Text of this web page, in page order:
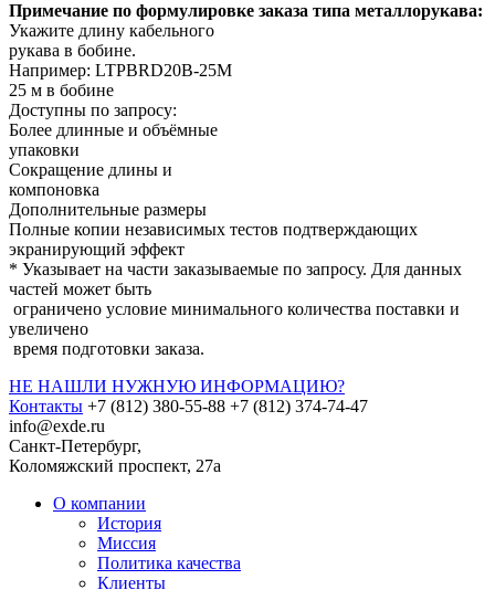
Примечание по формулировке заказа типа металлорукава:
Укажите длину кабельного
рукава в бобине.
Например: LTPBRD20B-25M
25 м в бобине
Доступны по запросу:
Более длинные и объёмные
упаковки
Сокращение длины и
компоновка
Дополнительные размеры
Полные копии независимых тестов подтверждающих
экранирующий эффект
* Указывает на части заказываемые по запросу. Для данных
частей может быть
ограничено условие минимального количества поставки и
увеличено
время подготовки заказа.
НЕ НАШЛИ НУЖНУЮ ИНФОРМАЦИЮ?
Контакты +7 (812) 380-55-88 +7 (812) 374-74-47
info@exde.ru
Санкт-Петербург,
Коломяжский проспект, 27a
О компании
История
Миссия
Политика качества
Клиенты